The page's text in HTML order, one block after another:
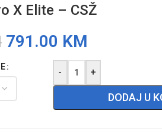
X Elite – CSŽ
791.00 KM
- +
DODAJ U